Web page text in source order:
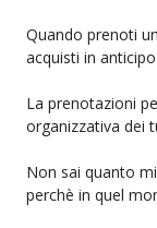
Quando prenoti
acquisti in
La prenotazioni
organizzativa dei
Non sai quanto
perchè in quel